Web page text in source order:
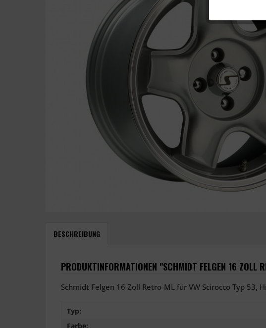
BESCHREIBUNG
PRODUKTINFORMATIONEN "SCHMIDT FELGEN 16
Schmidt Felgen 16 Zoll Retro-ML für VW Scirocco Typ 53,
Typ:
Farbe: